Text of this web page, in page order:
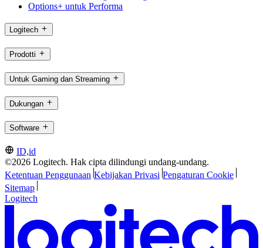
Options+ untuk Performa
Logitech
Prodotti
Untuk Gaming dan Streaming
Dukungan
Software
ID,id
©2026 Logitech. Hak cipta dilindungi undang-undang.
Ketentuan Penggunaan Kebijakan Privasi Pengaturan Cookie
Sitemap
Logitech